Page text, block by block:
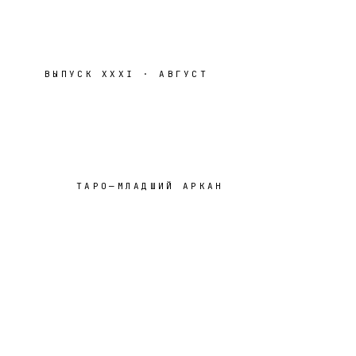
ВЫПУСКXXXI · АВГУСТ
ТАРО— МЛАДШИЙ АРКАН